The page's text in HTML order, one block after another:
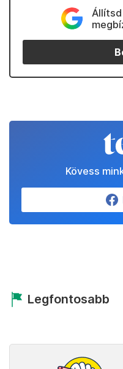
Kövess
Legfontosabb